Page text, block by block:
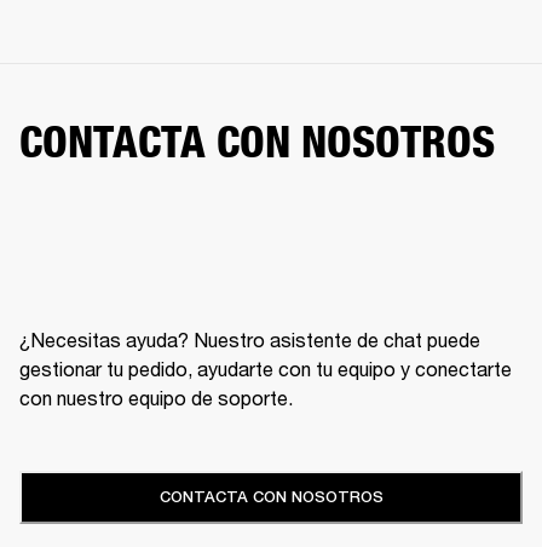
CONTACTA CON NOSOTROS
¿Necesitas ayuda? Nuestro asistente de chat puede
gestionar tu pedido, ayudarte con tu equipo y conectarte
con nuestro equipo de soporte.
CONTACTA CON NOSOTROS